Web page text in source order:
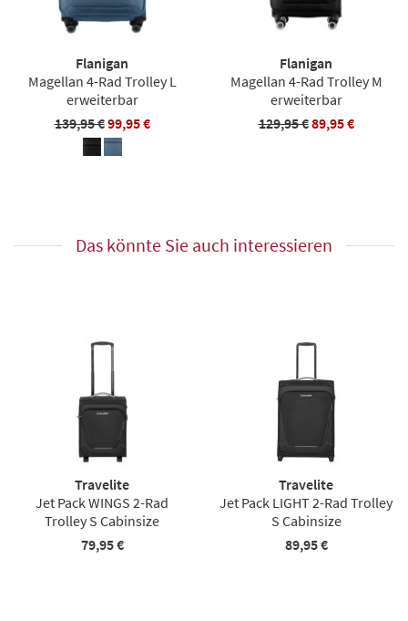
Flanigan
Magellan 4-Rad Trolley L
erweiterbar
139,95 €99,95 €
Flanigan
Magellan 4-Rad Trolley M
erweiterbar
129,95 €89,95 €
Das könnte Sie auch interessieren
Travelite
Jet Pack WINGS 2-Rad
Trolley S Cabinsize
79,95 €
Travelite
Jet Pack LIGHT 2-Rad Trolley
S Cabinsize
89,95 €